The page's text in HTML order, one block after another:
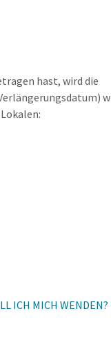
hast, wird die
ICH MICH WENDEN?